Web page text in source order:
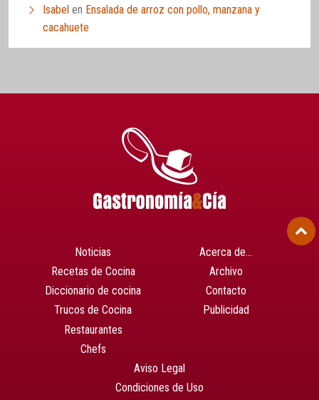
Isabel en Ensalada de arroz con pollo, manzana y
cacahuete
Noticias
Recetas de Cocina
Diccionario de cocina
Trucos de Cocina
Restaurantes
Chefs
Acerca de…
Archivo
Contacto
Publicidad
Aviso Legal
Condiciones de Uso